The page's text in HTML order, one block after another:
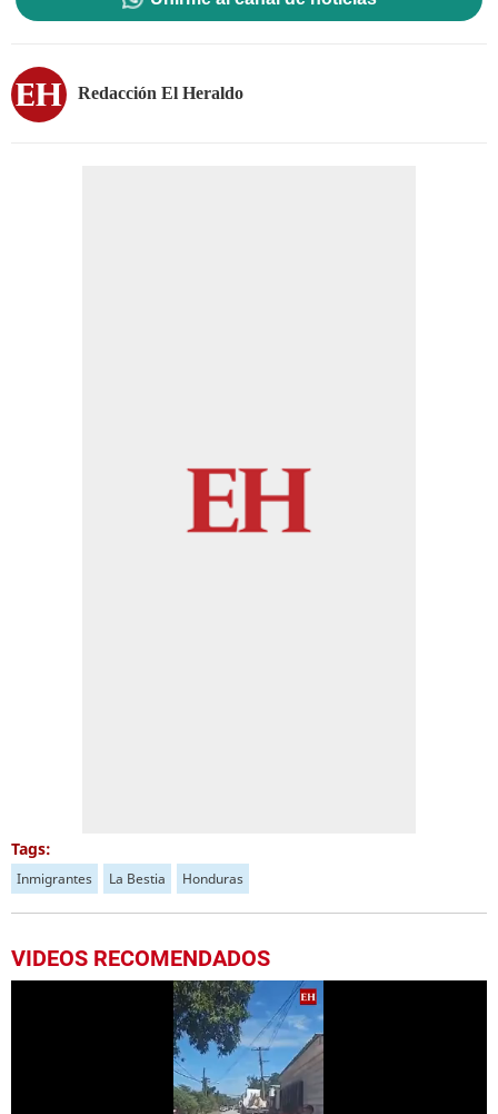
Redacción El Heraldo
Tags:
Inmigrantes La Bestia Honduras
VIDEOS RECOMENDADOS